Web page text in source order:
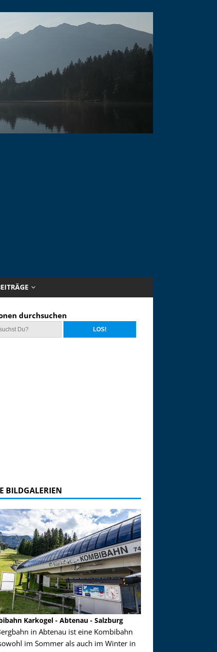
durchsuchen
BILDGALERIEN
Karkogel - Abtenau - Salzburg
in Abtenau ist eine Kombibahn
im Sommer als auch im Winter in